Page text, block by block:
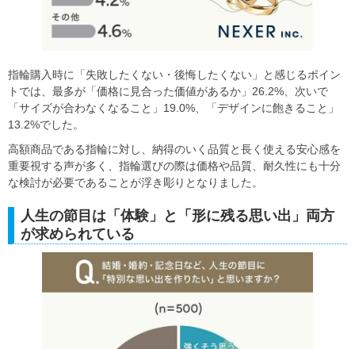
指輪購入時に「失敗したくない・後悔したくない」と感じるポイン
トでは、最多が「価格に見合った価値があるか」26.2%、次いで
「サイズが合わなくなること」19.0%、「デザインに飽きること」
13.2%でした。
高額商品である指輪に対し、納得のいく品質と長く使える安心感を
重要視する声が多く、指輪選びの際は価格や品質、耐久性にも十分
な検討が必要であることが浮き彫りとなりました。
人生の節目は「体験」と「形に残る思い出」両方
が求められている